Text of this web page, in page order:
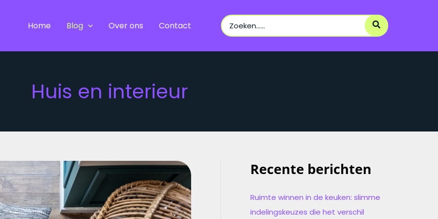
Home Blog Over ons Contact
Search
for:
Huis en interieur
Recente berichten
Ruimte winnen in de keuken: slimme
indelingskeuzes die het verschil